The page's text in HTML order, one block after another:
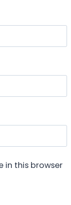
in this browser